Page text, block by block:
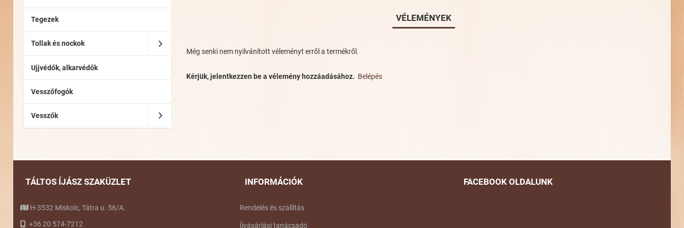
Tegezek
Tollak és nockok
Ujjvédők, alkarvédők
Vesszőfogók
Vesszők
VÉLEMÉNYEK
Még senki nem nyilvánított véleményt erről a termékről.
Kérjük, jelentkezzen be a vélemény hozzáadásához. Belépés
TÁLTOS ÍJÁSZ SZAKÜZLET
H-3532 Miskolc, Tátra u. 56/A.
+36 20 574-7212
INFORMÁCIÓK
Rendelés és szállítás
Íjvásárlási tanácsadó
FACEBOOK OLDALUNK